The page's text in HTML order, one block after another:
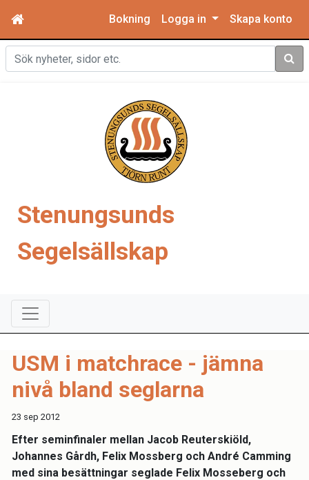
Bokning Logga in Skapa konto
Sök
Stenungsunds
Segelsällskap
USM i matchrace - jämna
nivå bland seglarna
23 sep 2012
Efter seminfinaler mellan Jacob Reuterskiöld,
Johannes Gårdh, Felix Mossberg och André Camming
med sina besättningar seglade Felix Mosseberg och